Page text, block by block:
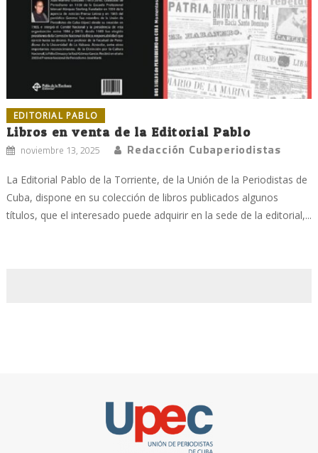
EDITORIAL PABLO
Libros en venta de la Editorial Pablo
noviembre 13, 2025 Redacción Cubaperiodistas
La Editorial Pablo de la Torriente, de la Unión de la Periodistas de
Cuba, dispone en su colección de libros publicados algunos
títulos, que el interesado puede adquirir en la sede de la editorial,...